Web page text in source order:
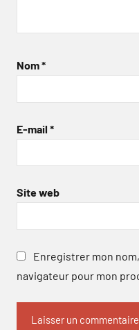
Nom*
E-mail *
Site web
Enregistrer mon
navigateur pour mon